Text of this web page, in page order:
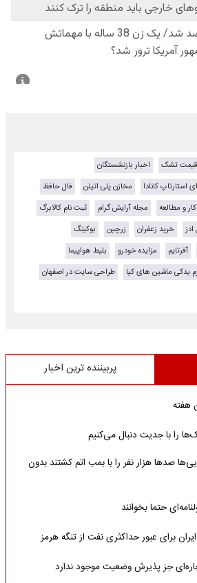
قیمت تشک
اخبار بازنشستگان
استارتاپ کانادا مخازن پلی اتیلن
فال حافظ
و مطالعه مجله آرایش گرام
ثبت نام کالابرگ
خرید زعفران زرچین
بوکینگ
آفرتایم مزایده خودرو
بلیط هواپیما
یدکی ماشین های کیا
طراحی سایت در اصفهان
پربیننده ترین اخبار
هفته
را با جدیت دنبال می‌کنیم
صدها هزار نفر را با بمب اتم کشتند بدون
حتما بخوانند
برای عبور حداکثری نفت از تنگه هرمز
جز پذیرش وضعیت موجود ندارد